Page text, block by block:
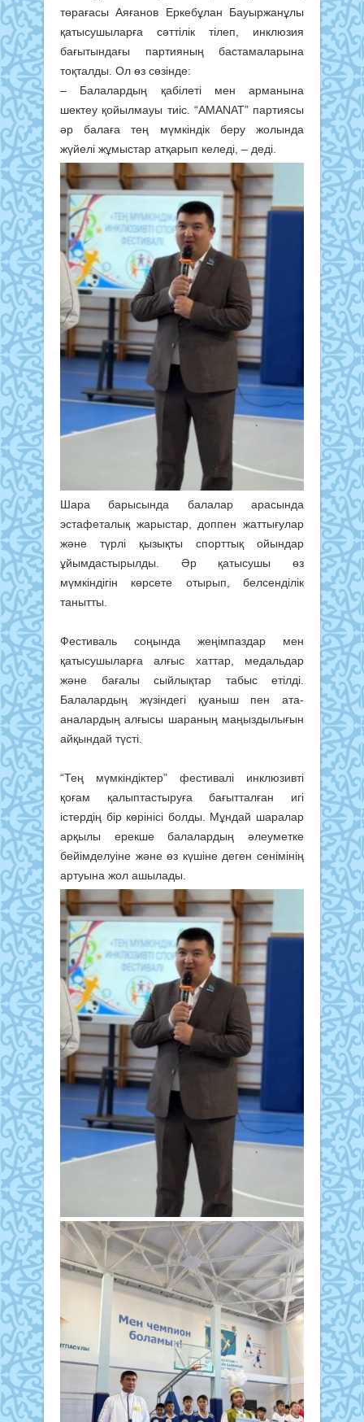
төрағасы Аяғанов Еркебұлан Бауыржанұлы
қатысушыларға сәттілік тілеп, инклюзия
бағытындағы партияның бастамаларына
тоқталды. Ол өз сөзінде:
– Балалардың қабілеті мен арманына
шектеу қойылмауы тиіс. “AMANAT” партиясы
әр балаға тең мүмкіндік беру жолында
жүйелі жұмыстар атқарып келеді, – деді.
Шара барысында балалар арасында
эстафеталық жарыстар, доппен жаттығулар
және түрлі қызықты спорттық ойындар
ұйымдастырылды. Әр қатысушы өз
мүмкіндігін көрсете отырып, белсенділік
танытты.
Фестиваль соңында жеңімпаздар мен
қатысушыларға алғыс хаттар, медальдар
және бағалы сыйлықтар табыс етілді.
Балалардың жүзіндегі қуаныш пен ата-
аналардың алғысы шараның маңыздылығын
айқындай түсті.
“Тең мүмкіндіктер” фестивалі инклюзивті
қоғам қалыптастыруға бағытталған игі
істердің бір көрінісі болды. Мұндай шаралар
арқылы ерекше балалардың әлеуметке
бейімделуіне және өз күшіне деген сенімінің
артуына жол ашылады.